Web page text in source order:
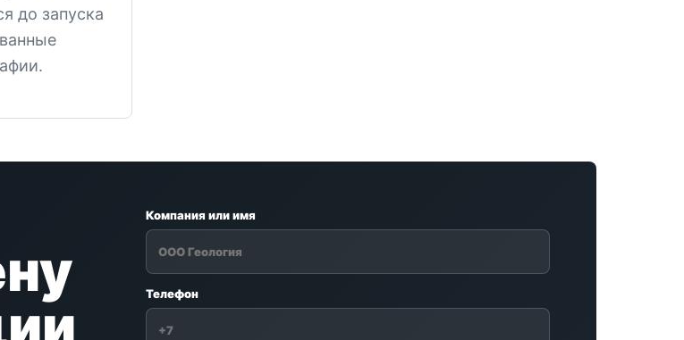
до запуска
Компания или имя
Телефон